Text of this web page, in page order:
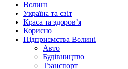
Волинь
Україна та світ
Краса та здоров’я
Корисно
Підприємства Волині
Авто
Будівництво
Транспорт